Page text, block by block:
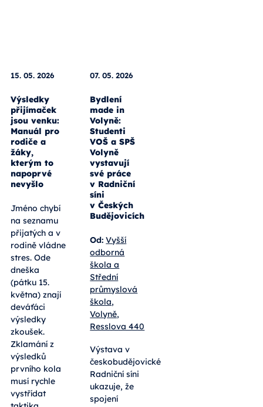
15. 05. 2026
Výsledky
přijímaček
jsou venku:
Manuál pro
rodiče a
žáky,
kterým to
nevyšlo
Jméno chybí
na seznamu
přijatých a v
rodině vládne
stres. Ode
dneška
(pátku 15.
května) znají
deváťáci
výsledky
zkoušek.
Zklamání z
výsledků
prvního kola
musí rychle
07. 05. 2026
Bydlení
made in
Volyně:
Studenti
VOŠ a SPŠ
Volyně
vystavují
své práce
v Radniční
síni
Budějovicích
Od: Vyšší
odborná
škola a
Střední
průmyslová
škola,
Resslova 440
Výstava v
českobudějovické
Radniční síni